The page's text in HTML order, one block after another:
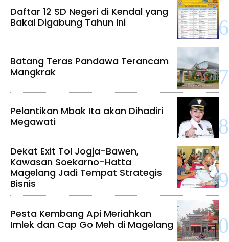
Daftar 12 SD Negeri di Kendal yang
Bakal Digabung Tahun Ini
Batang Teras Pandawa Terancam
Mangkrak
Pelantikan Mbak Ita akan Dihadiri
Megawati
Dekat Exit Tol Jogja-Bawen,
Kawasan Soekarno-Hatta
Magelang Jadi Tempat Strategis
Bisnis
Pesta Kembang Api Meriahkan
Imlek dan Cap Go Meh di Magelang